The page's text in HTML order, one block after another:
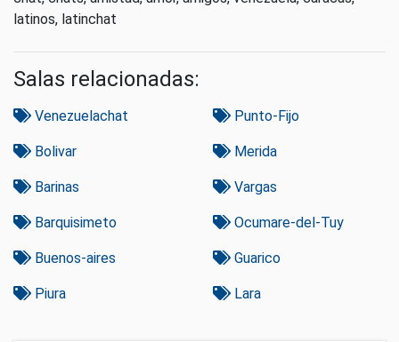
latinos, latinchat
Salas relacionadas:
Venezuelachat Punto-Fijo
Bolivar Merida
Barinas Vargas
Barquisimeto Ocumare-del-Tuy
Buenos-aires Guarico
Piura Lara